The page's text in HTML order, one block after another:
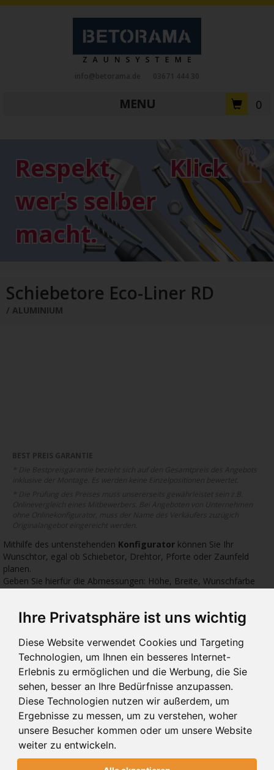
Ihre Privatsphäre ist uns wichtig
Diese Website verwendet Cookies und Targeting
Technologien, um Ihnen ein besseres Internet-
Erlebnis zu ermöglichen und die Werbung, die Sie
sehen, besser an Ihre Bedürfnisse anzupassen.
Diese Technologien nutzen wir außerdem, um
Ergebnisse zu messen, um zu verstehen, woher
unsere Besucher kommen oder um unsere Website
weiter zu entwickeln.
MENU 0
Schiebetore Drehtore Pforten Zaunfelder
Antriebe
Referenzen
Downloads Zubehör
Tore
ALUMINIUM
Schiebetore Industrie
Download
Klick
Respekt,
wer's selber
macht.
Schiebetore Eco-Liner RD
ALUMINIUM
BEST PREIS GARANTIE
inklusive der Montage. Es werden keine Einzelpositionen bewertet.
* Die Prüfung des Preises muss unsererseits gewährleistet sein z.B.
Onlinevergleich eines Mitbewerbers. Bei Angeboten von Unternehmen
Originalangebot eingereicht werden.
Mithilfe des untenstehenden Konfigurator können Sie Ihr
Wunschtor, egal ob Schiebetor, Drehtor, Pforte oder Zaunfeld
planen.
Geben Sie hierfür die Abmessungen: Höhe, Breite, Wunschfarbe
A-
ECO-LINER RD
SCHIEBETORE ECO-LINER RD
ECO-LINER RT
SCHIEBETORE ECO-LINER RT